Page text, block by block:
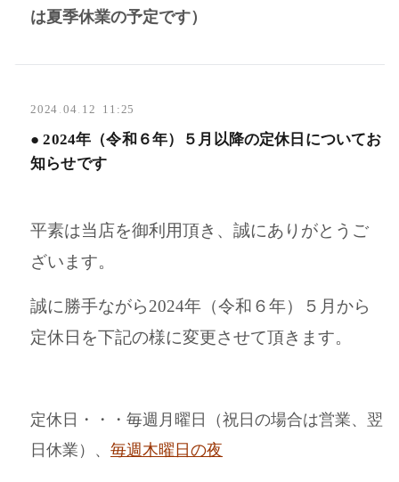
は夏季休業の予定です）
2024 . 04. 12 11:25
● 2024年（令和６年）５月以降の定休日についてお
知らせです
平素は当店を御利用頂き、誠にありがとうご
ざいます。
誠に勝手ながら2024年（令和６年）５月から
定休日を下記の様に変更させて頂きます。
定休日・・・毎週月曜日（祝日の場合は営業、翌
日休業）、 毎週木曜日の夜